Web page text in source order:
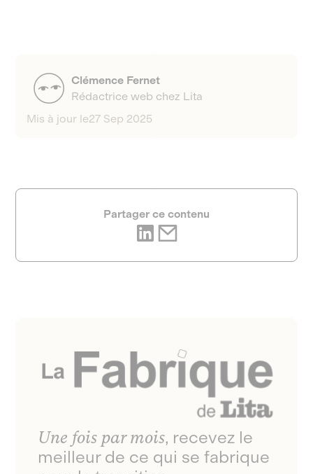
Clémence Fernet
Rédactrice web chez Lita
Mis à jour le27 Sep 2025
Partager ce contenu
Une fois par mois, recevez le
meilleur de ce qui se fabrique